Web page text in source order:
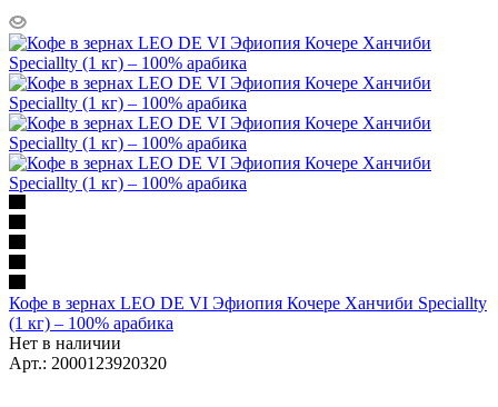
Кофе в зернах LEO DE VI Эфиопия Кочере Ханчиби Speciallty
(1 кг) – 100% арабика
Нет в наличии
Арт.: 2000123920320